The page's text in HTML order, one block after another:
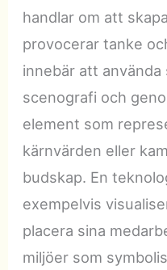
handlar om att
provocerar tanke
innebär att
scenografi och
element som
kärnvärden eller
budskap. En
exempelvis
placera sina
miljöer som